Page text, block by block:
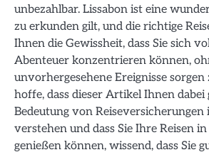
unbezahlbar. Lissabon ist eine
zu erkunden gilt, und die richtige
Ihnen die Gewissheit, dass Sie sich
Abenteuer konzentrieren können,
unvorhergesehene Ereignisse sorgen
hoffe, dass dieser Artikel Ihnen dabei
Bedeutung von Reiseversicherungen
verstehen und dass Sie Ihre Reisen
genießen können, wissend, dass Sie